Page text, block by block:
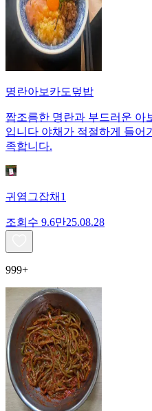
명란아보카도덮밥
짭조름한 명란과 부드러운 아
입니다 야채가 적절하게 들어
족합니다.
귀염그잡채1
조회수 9.6만25.08.28
999+